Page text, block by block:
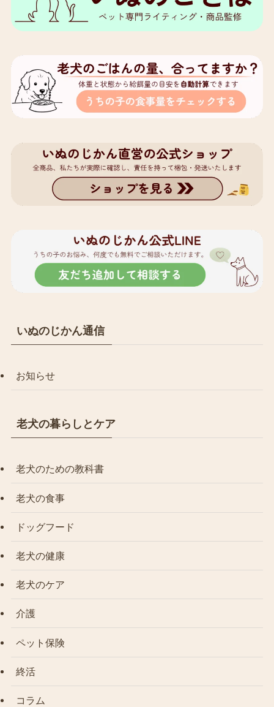
いぬのじかん通信
お知らせ
老犬の暮らしとケア
老犬のための教科書
老犬の食事
ドッグフード
老犬の健康
老犬のケア
介護
ペット保険
終活
コラム